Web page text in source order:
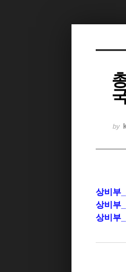
by
상비부
상비부
상비부
스케치북5
스케치북5